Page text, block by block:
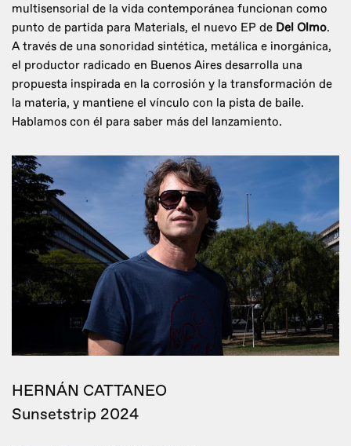
multisensorial de la vida contemporánea funcionan como
punto de partida para Materials, el nuevo EP de Del Olmo.
A través de una sonoridad sintética, metálica e inorgánica,
el productor radicado en Buenos Aires desarrolla una
propuesta inspirada en la corrosión y la transformación de
la materia, y mantiene el vínculo con la pista de baile.
Hablamos con él para saber más del lanzamiento.
HERNÁN CATTANEO
Sunsetstrip 2024